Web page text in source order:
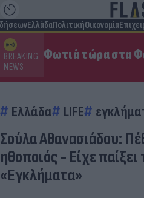
ΕλλάδαΠολιτικήΟικονομία
BREAKING
NEWS
Φωτιά τώρα στα
Ελλάδα LIFE
Σούλα Αθανασιάδου:
ηθοποιός - Είχε
«Εγκλήματα»